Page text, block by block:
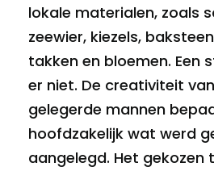
lokale materialen, zoals
zeewier, kiezels,
takken en bloemen. Een
er niet. De creativiteit
gelegerde mannen
hoofdzakelijk wat werd
aangelegd. Het gekozen